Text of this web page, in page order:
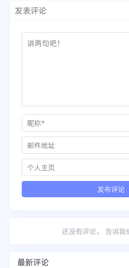
发表评论
还没有评论， 告诉我
最新评论